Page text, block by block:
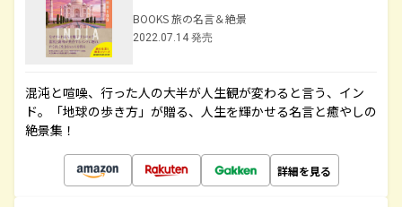
BOOKS 旅の名言＆絶景
2022.07.14 発売
混沌と喧噪、行った人の大半が人生観が変わると言う、イン
ド。「地球の歩き方」が贈る、人生を輝かせる名言と癒やしの
絶景集！
詳細を見る